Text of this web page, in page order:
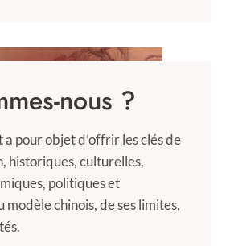
nous ?
pour objet d’offrir les clés de
historiques, culturelles,
politiques et
chinois, de ses limites,